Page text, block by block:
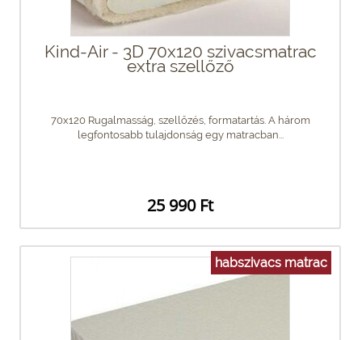
Kind-Air - 3D 70x120 szivacsmatrac
extra szellőző
70x120 Rugalmasság, szellőzés, formatartás. A három
legfontosabb tulajdonság egy matracban...
25 990 Ft
habszivacs matrac